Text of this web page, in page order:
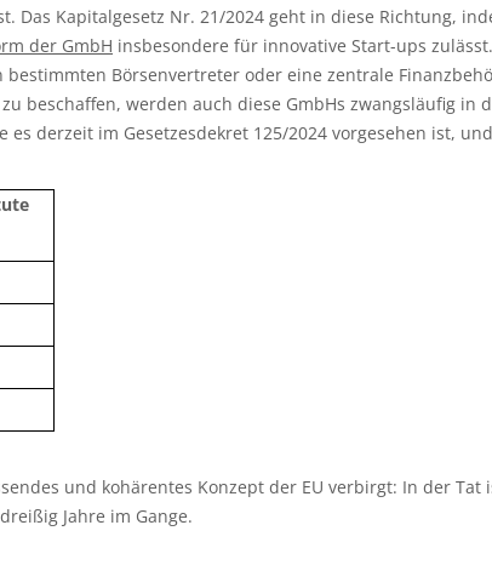
Kapitalgesetz Nr. 21/2024 geht in diese Richtung,
der GmbH insbesondere für innovative Start-ups
Börsenvertreter oder eine zentrale
beschaffen, werden auch diese GmbHs zwangsläufig in
derzeit im Gesetzesdekret 125/2024 vorgesehen ist,
und kohärentes Konzept der EU verbirgt: In der Tat
Jahre im Gange.